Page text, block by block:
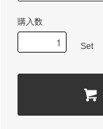
購入数
Set